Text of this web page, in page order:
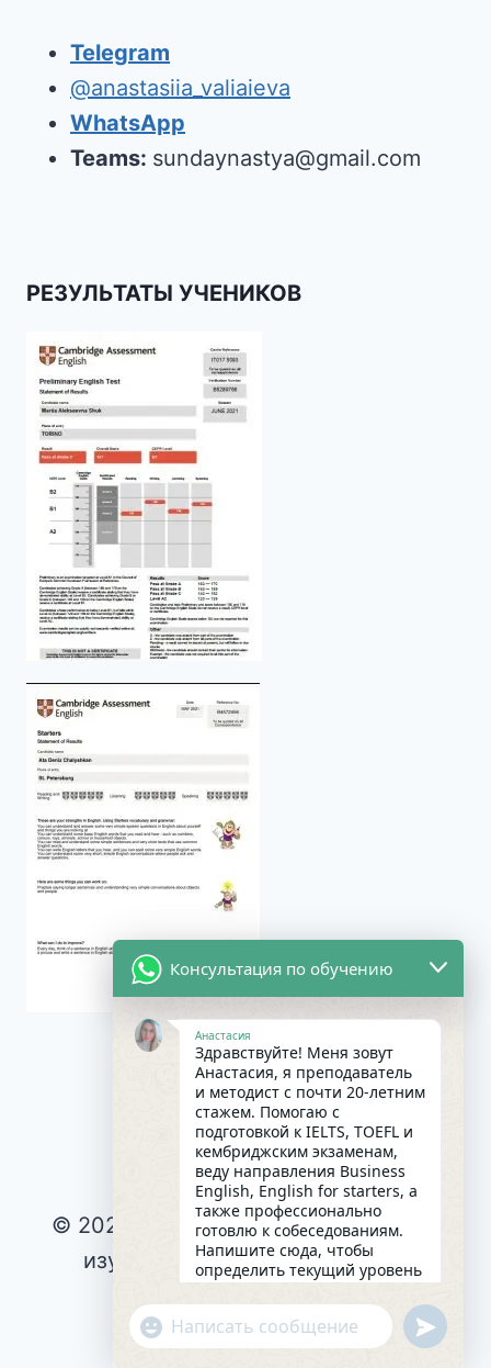
Telegram
@anastasiia_valiaieva
WhatsApp
Teams: sundaynastya@gmail.com
РЕЗУЛЬТАТЫ УЧЕНИКОВ
© 2026 Интересное и эффективное
изучение английского языка |
Cookie Policy|
Консультация по обучению
Анастасия
Здравствуйте! Меня зовут
Анастасия, я преподаватель
и методист с почти 20-летним
стажем. Помогаю с
подготовкой к IELTS, TOEFL и
кембриджским экзаменам,
веду направления Business
English, English for starters, а
также профессионально
готовлю к собеседованиям.
Напишите сюда, чтобы
определить текущий уровень
английского и составить
индивидуальный план
занятий. Какова главная цель
в изучении языка на
"+chaty_settings.lang.emoji_picker+"
WhatsApp